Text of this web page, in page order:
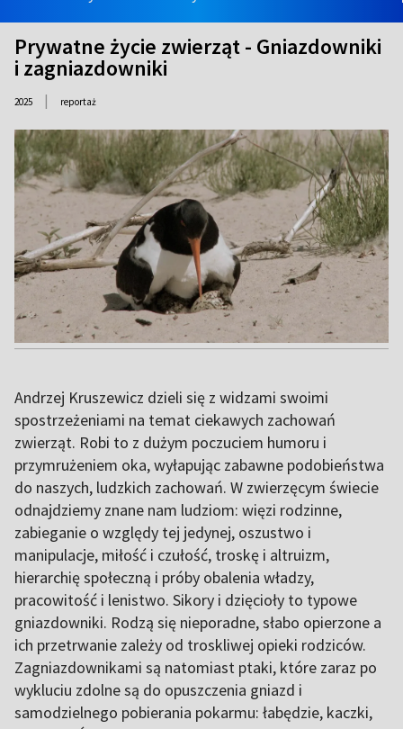
Prywatne życie zwierząt - Gniazdowniki
i zagniazdowniki
2025 | reportaż
Andrzej Kruszewicz dzieli się z widzami swoimi
spostrzeżeniami na temat ciekawych zachowań
zwierząt. Robi to z dużym poczuciem humoru i
przymrużeniem oka, wyłapując zabawne podobieństwa
do naszych, ludzkich zachowań. W zwierzęcym świecie
odnajdziemy znane nam ludziom: więzi rodzinne,
zabieganie o względy tej jedynej, oszustwo i
manipulacje, miłość i czułość, troskę i altruizm,
hierarchię społeczną i próby obalenia władzy,
pracowitość i lenistwo. Sikory i dzięcioły to typowe
gniazdowniki. Rodzą się nieporadne, słabo opierzone a
ich przetrwanie zależy od troskliwej opieki rodziców.
Zagniazdownikami są natomiast ptaki, które zaraz po
wykluciu zdolne są do opuszczenia gniazd i
samodzielnego pobierania pokarmu: łabędzie, kaczki,